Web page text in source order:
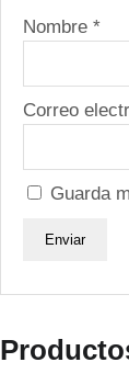
Nombre *
Correo
Guarda